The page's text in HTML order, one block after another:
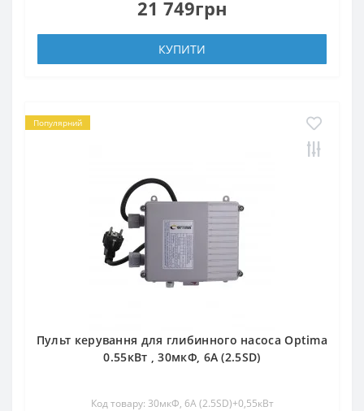
21 749грн
КУПИТИ
Популярний
Пульт керування для глибинного насоса Optima
0.55кВт , 30мкФ, 6А (2.5SD)
Код товару: 30мкФ, 6А (2.5SD)+0,55кВт